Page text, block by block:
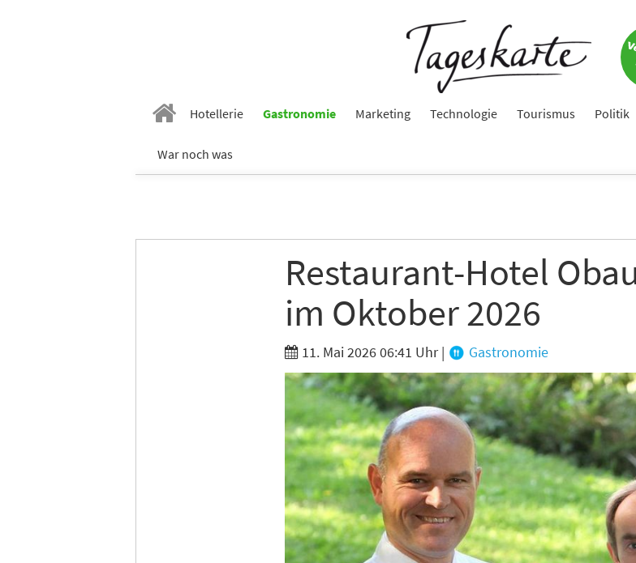
Hotellerie Gastronomie Marketing Technologie Tourismus Politik
War noch was
Restaurant-Hotel
im Oktober 2026
11. Mai 2026 06:41 Uhr| Gastronomie
Jetzt zum Tageskarte-Newsletter
Branche
Tageskarte-Newsletter (gegen 8.30 Uhr)
Ich habe dieDatenschutzerklärungzur Kenntnis
Anmelden Danke, heute nicht